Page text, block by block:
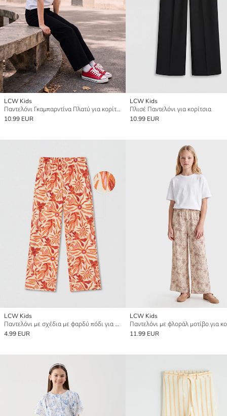
LCW Kids
Παντελόνι Γκαμπαρντίνα Πλατύ για κορίτσια
10.99 EUR
LCW Kids
Πλισέ Παντελόνι για κορίτσια
10.99 EUR
LCW Kids
Παντελόνι με σχέδια με φαρδύ πόδι για κορίτσια
4.99 EUR
LCW Kids
Παντελόνι με φλοράλ μοτίβο για
11.99 EUR